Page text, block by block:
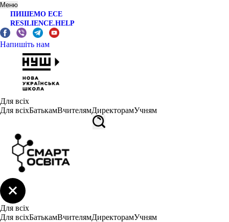
Меню
ПИШЕМО ЕСЕ
RESILIENCE.HELP
Напишіть нам
Для всіх
Для всіхБатькамВчителямДиректорамУчням
Для всіх
Для всіхБатькамВчителямДиректорамУчням